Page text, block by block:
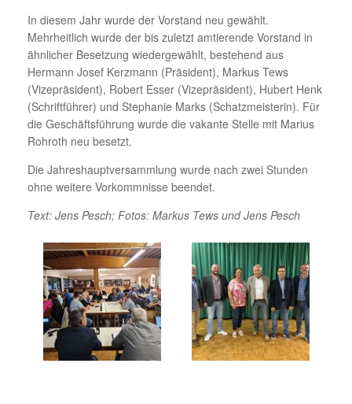
In diesem Jahr wurde der Vorstand neu gewählt.
Mehrheitlich wurde der bis zuletzt amtierende Vorstand in
ähnlicher Besetzung wiedergewählt, bestehend aus
Hermann Josef Kerzmann (Präsident), Markus Tews
(Vizepräsident), Robert Esser (Vizepräsident), Hubert Henk
(Schriftführer) und Stephanie Marks (Schatzmeisterin). Für
die Geschäftsführung wurde die vakante Stelle mit Marius
Rohroth neu besetzt.
Die Jahreshauptversammlung wurde nach zwei Stunden
ohne weitere Vorkommnisse beendet.
Text: Jens Pesch; Fotos: Markus Tews und Jens Pesch